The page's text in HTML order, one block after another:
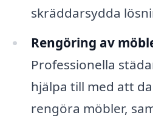
skräddarsydda
Rengöring av
Professionella
hjälpa till med att
rengöra möbler,